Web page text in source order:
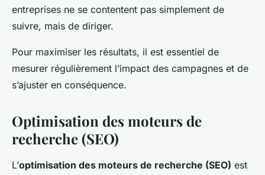
entreprises ne se contentent pas simplement de
suivre, mais de diriger.
Pour maximiser les résultats, il est essentiel de
mesurer régulièrement l’impact des campagnes et de
s’ajuster en conséquence.
Optimisation des moteurs de
recherche (SEO)
L’optimisation des moteurs de recherche (SEO) est